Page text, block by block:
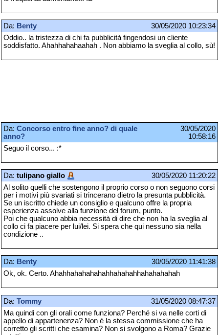
Da: Benty
30/05/2020 10:23:34
Oddio.. la tristezza di chi fa pubblicità fingendosi un cliente
soddisfatto. Ahahhahahaahah . Non abbiamo la sveglia al collo, sù!
Da: Concorso entro fine anno? di quale
anno?
30/05/2020
10:58:16
Seguo il corso... :*
Da: tulipano giallo
30/05/2020 11:20:22
Al solito quelli che sostengono il proprio corso o non seguono corsi
per i motivi più svariati si trincerano dietro la presunta pubblicità.
Se un iscritto chiede un consiglio e qualcuno offre la propria
esperienza assolve alla funzione del forum, punto.
Poi che qualcuno abbia necessità di dire che non ha la sveglia al
collo ci fa piacere per lui/lei. Si spera che qui nessuno sia nella
condizione ..
Da: Benty
30/05/2020 11:41:38
Ok, ok. Certo. Ahahhahahahahahhahahahhahahahahah
Da: Tommy
31/05/2020 08:47:37
Ma quindi con gli orali come funziona? Perché si va nelle corti di
appello di appartenenza? Non è la stessa commissione che ha
corretto gli scritti che esamina? Non si svolgono a Roma? Grazie